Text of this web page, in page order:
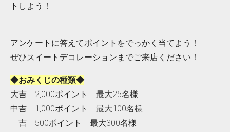
トしよう！
アンケートに答えてポイントをでっかく当てよう！
ぜひスイートデコレーションまでご来店ください！
◆おみくじの種類◆
大吉 2,000ポイント 最大25名様
中吉 1,000ポイント 最大100名様
吉 500ポイント 最大300名様